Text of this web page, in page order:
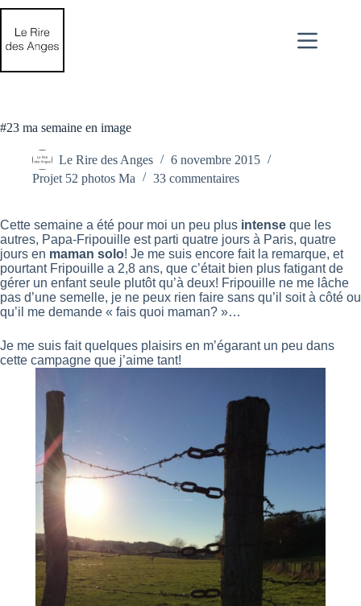
Passer
contenu
#23 ma semaine en image
Le Rire des Anges
6 novembre 2015
Projet 52 photos Ma
33 commentaires
Cette semaine a été pour moi un peu plus intense que les
autres, Papa-Fripouille est parti quatre jours à Paris, quatre
jours en maman solo! Je me suis encore fait la remarque, et
pourtant Fripouille a 2,8 ans, que c’était bien plus fatigant de
gérer un enfant seule plutôt qu’à deux! Fripouille ne me lâche
pas d’une semelle, je ne peux rien faire sans qu’il soit à côté ou
qu’il me demande « fais quoi maman? »…
Je me suis fait quelques plaisirs en m’égarant un peu dans
cette campagne que j’aime tant!